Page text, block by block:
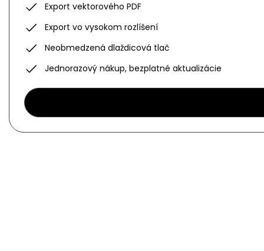
Export vektorového PDF
Export vo vysokom rozlíšení
Neobmedzená dlaždicová tlač
Jednorazový nákup, bezplatné aktualizácie